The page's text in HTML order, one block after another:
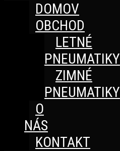
DOMOV
OBCHOD
LETNÉ
PNEUMATIKY
ZIMNÉ
PNEUMATIKY
O
NÁS
KONTAKT